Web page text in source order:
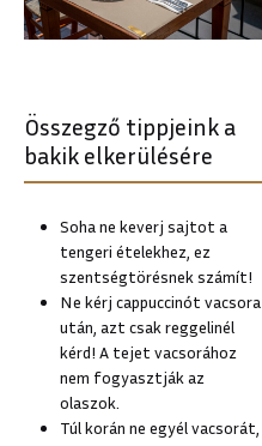
Összegző tippjeink a
bakik elkerülésére
Soha ne keverj sajtot a
tengeri ételekhez, ez
szentségtörésnek számít!
Ne kérj cappuccinót vacsora
után, azt csak reggelinél
kérd! A tejet vacsorához
nem fogyasztják az
olaszok.
Túl korán ne egyél vacsorát,